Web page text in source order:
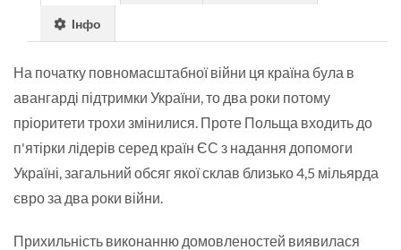
Інфо
На початку повномасштабної війни ця країна була в
авангарді підтримки України, то два роки потому
пріоритети трохи змінилися. Проте Польща входить до
п'ятірки лідерів серед країн ЄС з надання допомоги
Україні, загальний обсяг якої склав близько 4,5 мільярда
євро за два роки війни.
Прихильність виконанню домовленостей виявилася